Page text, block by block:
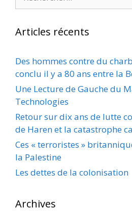
Articles récents
Des hommes contre du
conclu il y a 80 ans entre la
Une Lecture de Gauche du
Technologies
Retour sur dix ans de lutte
de Haren et la catastrophe
Ces « terroristes »
la Palestine
Les dettes de la colonisation
Archives